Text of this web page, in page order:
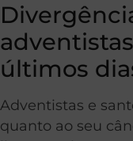
últimos
Adventistas e
quanto ao seu